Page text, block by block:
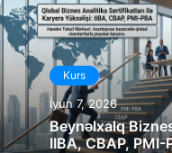
Kurs
İyun 7, 2026
Beynəlxalq
IIBA, CBAP, PMI-